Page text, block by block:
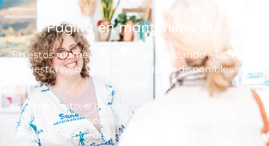
Página en mantenimiento
En estos momentos estamos realizando ajustes en
nuestra web. Volveremos a estar disponibles en
Mientras tanto, si necesitas asesoramiento o quieres
realizar cualquier consulta sobre nuestros productos
ortopédicos, puedes contactar con nuestro equipo.